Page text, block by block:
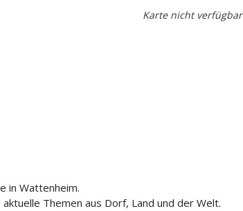
Karte nicht verfügbar
in Wattenheim.
Themen aus Dorf, Land und der Welt.